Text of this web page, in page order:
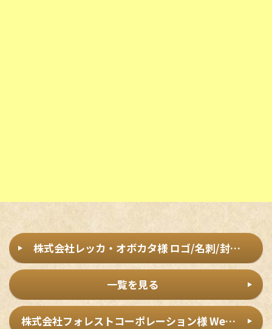
株式会社レッカ・オボカタ様 ロゴ/名刺/封筒制作
一覧を見る
株式会社フォレストコーポレーション様 Webサイト制作